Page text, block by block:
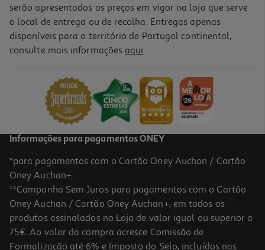
serão apresentados os preços em vigor na loja que serve
o local de entrega ou de recolha. Entregas apenas
disponíveis para o território de Portugal continental,
consulte mais informações aqui.
Informações para pagamentos ONEY
*para pagamentos com o Cartão Oney Auchan / Cartão
Oney Auchan+.
**Campanha Sem Juros para pagamentos com o Cartão
Oney Auchan / Cartão Oney Auchan+, em todos os
produtos assinalados na Loja de valor igual ou superior a
75€. Ao valor da compra acresce Comissão de
Formalização até 6% e Imposto do Selo, incluídos nas